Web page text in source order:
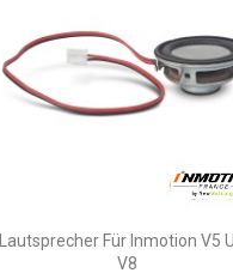
Vorschau
Lautsprecher Für Inmotion V5
V8